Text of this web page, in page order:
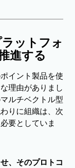
ットフォ
進する
イント製品を使
理由がありまし
ルチベクトル型
りに組織は、次
要としていま
、そのプロトコ